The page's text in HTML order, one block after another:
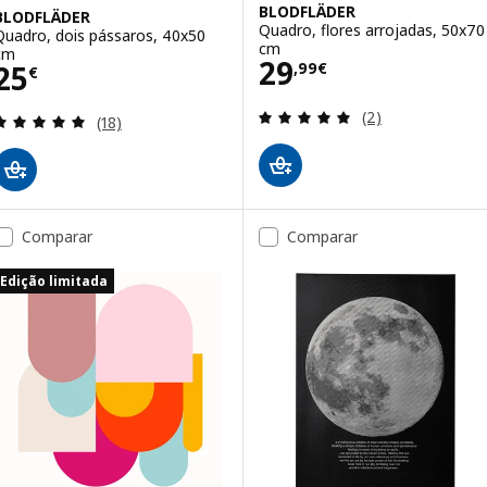
dois pássaros, 40x50
€ 25€
Avaliação: 4.9 fora de 5 estrelas. Total de
(18)
BLODFLÄDER
Quadro, flores arrojadas, 50x70
cm
29,99€
Preço 29,99€
Avaliação: 5
(2)
Comparar
Edição limitada
Comparar